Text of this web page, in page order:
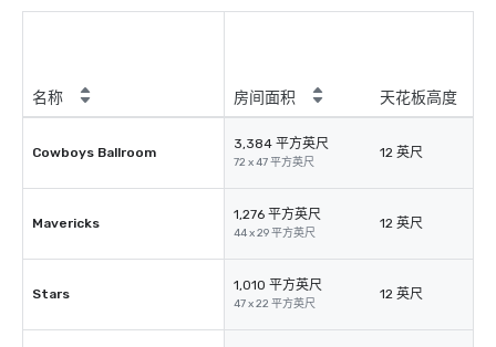
名称 房间面积 天花板高度
Cowboys Ballroom
3,384 平方英尺
72 x 47 平方英尺
12 英尺
Mavericks
1,276 平方英尺
44 x 29 平方英尺
12 英尺
Stars
1,010 平方英尺
47 x 22 平方英尺
12 英尺